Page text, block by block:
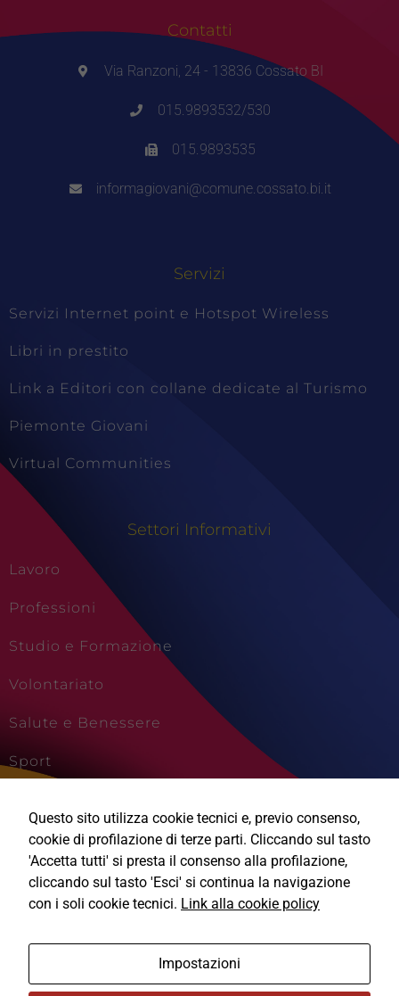
Contatti
Via Ranzoni, 24 - 13836 Cossato BI
015.9893532/530
015.9893535
informagiovani@comune.cossato.bi.it
Servizi
Servizi Internet point e Hotspot Wireless
Libri in prestito
Link a Editori con collane dedicate al Turismo
Piemonte Giovani
Virtual Communities
Settori Informativi
Lavoro
Professioni
Studio e Formazione
Volontariato
Salute e Benessere
Sport
Viaggi e Vacanze
Ⓒ2026, Technical Design s.r.l.
Informativa Privacy
Questo sito utilizza cookie tecnici e, previo consenso,
cookie di profilazione di terze parti. Cliccando sul tasto
'Accetta tutti' si presta il consenso alla profilazione,
cliccando sul tasto 'Esci' si continua la navigazione
con i soli cookie tecnici. Link alla cookie policy
Impostazioni
per il
funzionamento
del sito e non
Questi cookie
non
raccolgono
informazioni
personali.